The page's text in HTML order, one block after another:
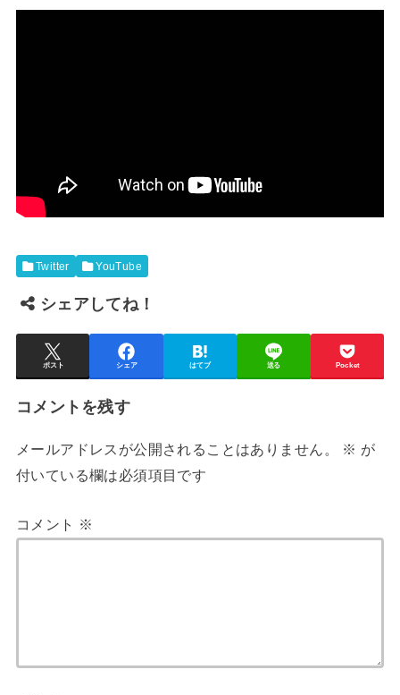
Twitter YouTube
シェアしてね！
ポスト シェア はてブ 送る Pocket
コメントを残す
メールアドレスが公開されることはありません。 ※ が
付いている欄は必須項目です
コメント ※